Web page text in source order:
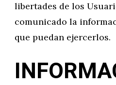
libertades de los
comunicado la
que puedan ejercerlos.